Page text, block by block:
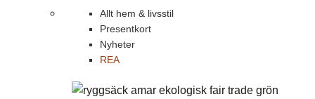
Allt hem & livsstil
Presentkort
Nyheter
REA